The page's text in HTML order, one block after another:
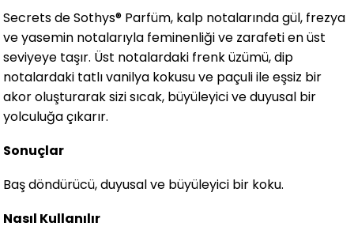
Secrets de Sothys® Parfüm, kalp notalarında gül, frezya
ve yasemin notalarıyla feminenliği ve zarafeti en üst
seviyeye taşır. Üst notalardaki frenk üzümü, dip
notalardaki tatlı vanilya kokusu ve paçuli ile eşsiz bir
akor oluşturarak sizi sıcak, büyüleyici ve duyusal bir
yolculuğa çıkarır.
Sonuçlar
Baş döndürücü, duyusal ve büyüleyici bir koku.
Nasıl Kullanılır